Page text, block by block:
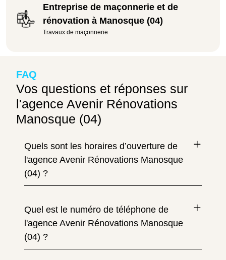
Entreprise de maçonnerie et de
rénovation à Manosque (04)
Travaux de maçonnerie
FAQ
Vos questions et réponses sur
l'agence Avenir Rénovations
Manosque (04)
Quels sont les horaires d’ouverture de
l'agence Avenir Rénovations Manosque
(04) ?
Quel est le numéro de téléphone de
l'agence Avenir Rénovations Manosque
(04) ?